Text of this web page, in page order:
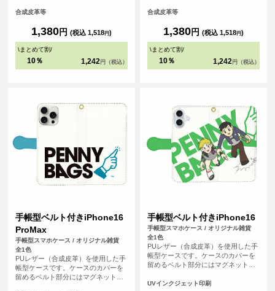
ード用スリットがございます。
合成皮革等
1,380円 (税込 1,518円)
\まとめて割/
10％ 1,242 円（税込）
ード用スリットがございます。
合成皮革等
1,380円 (税込 1,518円)
\まとめて割/
10％ 1,242 円（税込）
手帳型ベルト付きiPhone16
ProMax
手帳型スマホケース / オリジナル雑貨
全1色
PUレザー（合成皮革）を使用した手
帳型ケースです。ケースのカバーを
留めるベルト部分にはマグネット使
手帳型ベルト付きiPhone16
手帳型スマホケース / オリジナル雑貨
全1色
PUレザー（合成皮革）を使用した手
帳型ケースです。ケースのカバーを
留めるベルト部分にはマグネット使
た。内側には交通系ICカードや身分
UVインクジェット印刷